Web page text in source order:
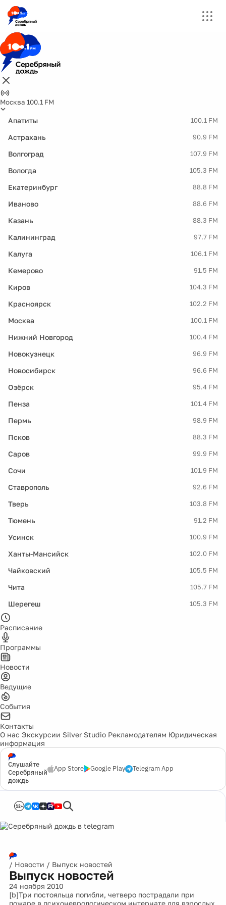
Москва 100.1 FM
Апатиты 100.1 FM
Астрахань 90.9 FM
Волгоград 107.9 FM
Вологда 105.3 FM
Екатеринбург 88.8 FM
Иваново 88.6 FM
Казань 88.3 FM
Калининград 97.7 FM
Калуга 106.1 FM
Кемерово 91.5 FM
Киров 104.3 FM
Красноярск 102.2 FM
Москва 100.1 FM
Нижний Новгород 100.4 FM
Новокузнецк 96.9 FM
Новосибирск 96.6 FM
Озёрск 95.4 FM
Пенза 101.4 FM
Пермь 98.9 FM
Псков 88.3 FM
Саров 99.9 FM
Сочи 101.9 FM
Ставрополь 92.6 FM
Тверь 103.8 FM
Тюмень 91.2 FM
Усинск 100.9 FM
Ханты-Мансийск 102.0 FM
Чайковский 105.5 FM
Чита 105.7 FM
Шерегеш 105.3 FM
Расписание
Программы
Новости
Ведущие
События
Контакты
О нас Экскурсии Silver Studio Рекламодателям Юридическая
информация
Слушайте
Серебряный
дождь
App Store Google Play Telegram App
12+
/ Новости / Выпуск новостей
Выпуск новостей
24 ноября 2010
[b]Три постояльца погибли, четверо пострадали при